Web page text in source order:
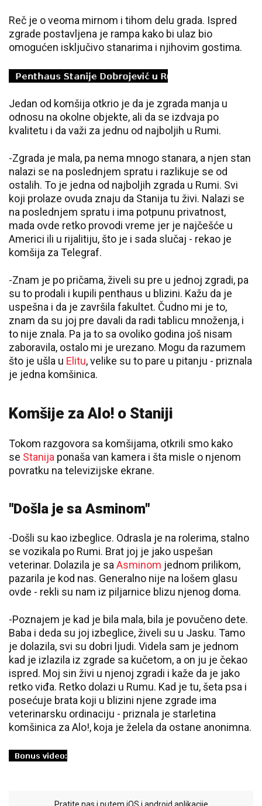
Reč je o veoma mirnom i tihom delu grada. Ispred
zgrade postavljena je rampa kako bi ulaz bio
omogućen isključivo stanarima i njihovim gostima.
Jedan od komšija otkrio je da je zgrada manja u
odnosu na okolne objekte, ali da se izdvaja po
kvalitetu i da važi za jednu od najboljih u Rumi.
-Zgrada je mala, pa nema mnogo stanara, a njen stan
nalazi se na poslednjem spratu i razlikuje se od
ostalih. To je jedna od najboljih zgrada u Rumi. Svi
koji prolaze ovuda znaju da Stanija tu živi. Nalazi se
na poslednjem spratu i ima potpunu privatnost,
mada ovde retko provodi vreme jer je najčešće u
Americi ili u rijalitiju, što je i sada slučaj - rekao je
komšija za Telegraf.
-Znam je po pričama, živeli su pre u jednoj zgradi, pa
su to prodali i kupili penthaus u blizini. Kažu da je
uspešna i da je završila fakultet. Čudno mi je to,
znam da su joj pre davali da radi tablicu množenja, i
to nije znala. Pa ja to sa ovoliko godina još nisam
zaboravila, ostalo mi je urezano. Mogu da razumem
što je ušla u Elitu, velike su to pare u pitanju - priznala
je jedna komšinica.
Komšije za Alo! o Staniji
Tokom razgovora sa komšijama, otkrili smo kako
se Stanija ponaša van kamera i šta misle o njenom
povratku na televizijske ekrane.
"Došla je sa Asminom"
-Došli su kao izbeglice. Odrasla je na rolerima, stalno
se vozikala po Rumi. Brat joj je jako uspešan
veterinar. Dolazila je sa Asminom jednom prilikom,
pazarila je kod nas. Generalno nije na lošem glasu
ovde - rekli su nam iz piljarnice blizu njenog doma.
-Poznajem je kad je bila mala, bila je povučeno dete.
Baba i deda su joj izbeglice, živeli su u Jasku. Tamo
je dolazila, svi su dobri ljudi. Videla sam je jednom
kad je izlazila iz zgrade sa kučetom, a on ju je čekao
ispred. Moj sin živi u njenoj zgradi i kaže da je jako
retko viđa. Retko dolazi u Rumu. Kad je tu, šeta psa i
posećuje brata koji u blizini njene zgrade ima
veterinarsku ordinaciju - priznala je starletina
komšinica za Alo!, koja je želela da ostane anonimna.